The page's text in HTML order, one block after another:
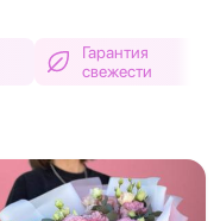
Гарантия
свежести